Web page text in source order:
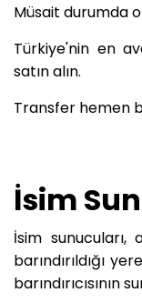
Müsait durumda
Türkiye'nin en
satın alın.
Transfer hemen
İsim
İsim sunucuları,
barındırıldığı
barındırıcısının